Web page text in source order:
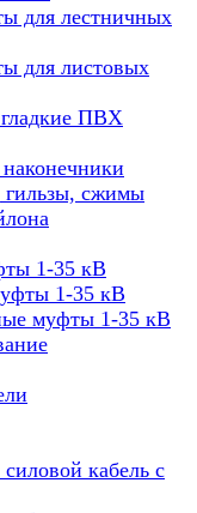
для лестничных
для листовых
ПВХ
гильзы, сжимы
1-35 кВ
1-35 кВ
муфты 1-35 кВ
кабель с